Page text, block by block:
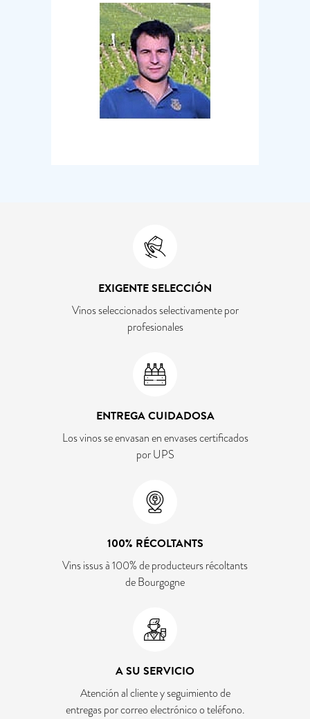
EXIGENTE SELECCIÓN
Vinos seleccionados selectivamente por
profesionales
ENTREGA CUIDADOSA
Los vinos se envasan en envases certificados
por UPS
100% RÉCOLTANTS
Vins issus à 100% de producteurs récoltants
de Bourgogne
A SU SERVICIO
Atención al cliente y seguimiento de
entregas por correo electrónico o teléfono.